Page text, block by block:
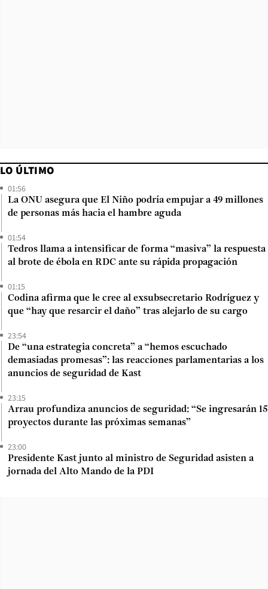
LO ÚLTIMO
01:56
La ONU asegura que El Niño podría empujar a 49 millones
de personas más hacia el hambre aguda
01:54
Tedros llama a intensificar de forma “masiva” la respuesta
al brote de ébola en RDC ante su rápida propagación
01:15
Codina afirma que le cree al exsubsecretario Rodríguez y
que “hay que resarcir el daño” tras alejarlo de su cargo
23:54
De “una estrategia concreta” a “hemos escuchado
demasiadas promesas”: las reacciones parlamentarias a los
anuncios de seguridad de Kast
23:15
Arrau profundiza anuncios de seguridad: “Se ingresarán 15
proyectos durante las próximas semanas”
23:00
Presidente Kast junto al ministro de Seguridad asisten a
jornada del Alto Mando de la PDI